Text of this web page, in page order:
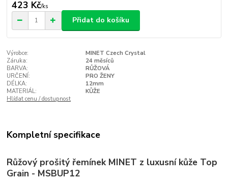
423 Kč/ks
Přidat do košíku
Výrobce:
MINET Czech Crystal
Záruka:
24 měsíců
BARVA:
RŮŽOVÁ
URČENÍ:
PRO ŽENY
DÉLKA:
12mm
MATERIÁL:
KŮŽE
Hlídat cenu / dostupnost
Kompletní specifikace
Růžový prošitý řemínek MINET z luxusní kůže Top
Grain - MSBUP12